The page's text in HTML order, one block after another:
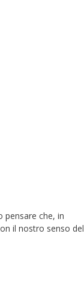
pensare che, in
il nostro senso del